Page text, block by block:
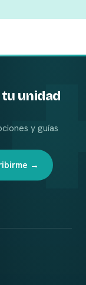
unidad
y guías
→